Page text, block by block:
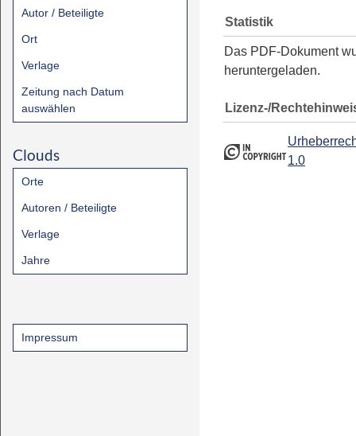
Autor / Beteiligte
Ort
Verlage
Zeitung nach Datum
auswählen
Clouds
Orte
Autoren / Beteiligte
Verlage
Jahre
Impressum
Statistik
Das PDF-Dokument
heruntergeladen.
Lizenz-/
1.0